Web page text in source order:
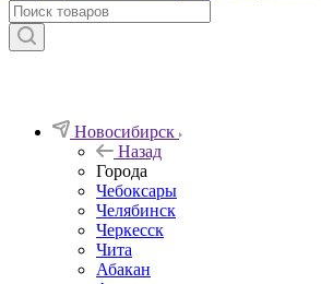
Новосибирск
Назад
Города
Чебоксары
Челябинск
Черкесск
Чита
Абакан